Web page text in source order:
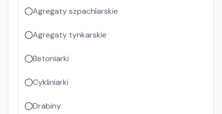
Agregaty szpachlarskie
Agregaty tynkarskie
Betoniarki
Cykliniarki
Drabiny